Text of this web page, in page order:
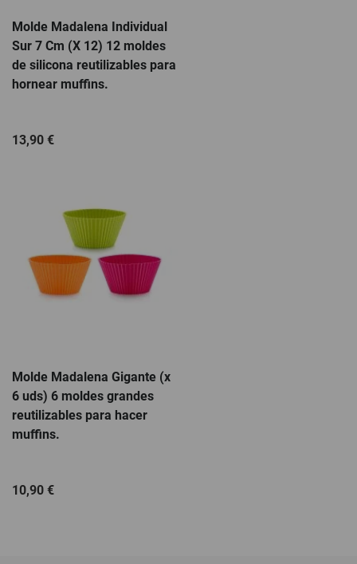
Molde Madalena Individual
Sur 7 Cm (X 12) 12 moldes
de silicona reutilizables para
hornear muffins.
13,90 €
Molde Madalena Gigante (x
6 uds) 6 moldes grandes
reutilizables para hacer
muffins.
10,90 €